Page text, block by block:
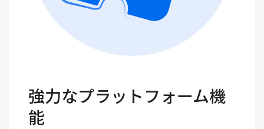
強力なプラットフォーム機
能